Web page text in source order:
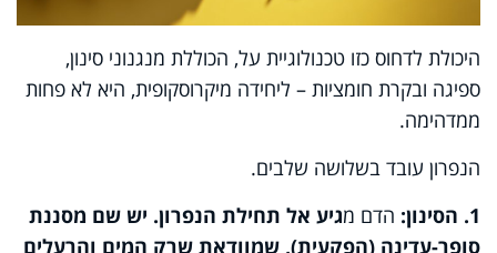
היכולת לדחוס כזו טכנולוגיית על, הכוללת מנגנוני סינון,
ספיגה ובקרת חומציות – ליחידה מיקרוסקופית, היא לא פחות
ממדהימה.
הנפרון עובד בשלושה שלבים.
1. הסינון:
הדם מגיע אל תחילת הנפרון. יש שם מסננת
סופר-עדינה (הפקעית), שמוודאת שרק המים והרעלים